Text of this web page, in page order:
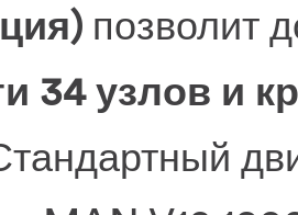
позволит
34 узлов и